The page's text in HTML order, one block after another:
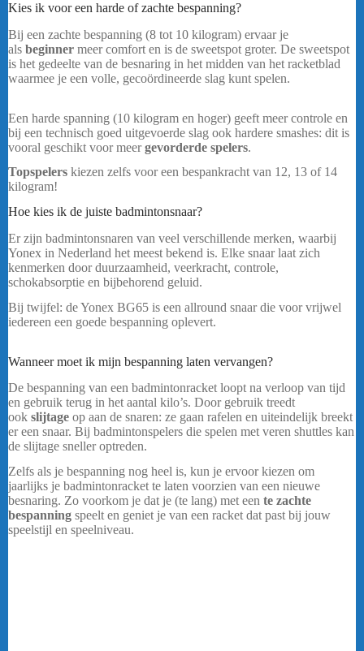
Kies ik voor een harde of zachte bespanning?
Bij een zachte bespanning (8 tot 10 kilogram) ervaar je
als beginner meer comfort en is de sweetspot groter. De sweetspot
is het gedeelte van de besnaring in het midden van het racketblad
waarmee je een volle, gecoördineerde slag kunt spelen.
Een harde spanning (10 kilogram en hoger) geeft meer controle en
bij een technisch goed uitgevoerde slag ook hardere smashes: dit is
vooral geschikt voor meergevorderde spelers.
Topspelers kiezen zelfs voor een bespankracht van 12, 13 of 14
kilogram!
Hoe kies ik de juiste badmintonsnaar?
Er zijn badmintonsnaren van veel verschillende merken, waarbij
Yonex in Nederland het meest bekend is. Elke snaar laat zich
kenmerken door duurzaamheid, veerkracht, controle,
schokabsorptie en bijbehorend geluid.
Bij twijfel: de Yonex BG65 is een allround snaar die voor vrijwel
iedereen een goede bespanning oplevert.
Wanneer moet ik mijn bespanning laten vervangen?
De bespanning van een badmintonracket loopt na verloop van tijd
en gebruik terug in het aantal kilo’s. Door gebruik treedt
ook slijtage op aan de snaren: ze gaan rafelen en uiteindelijk breekt
er een snaar. Bij badmintonspelers die spelen met veren shuttles kan
de slijtage sneller optreden.
Zelfs als je bespanning nog heel is, kun je ervoor kiezen om
jaarlijks je badmintonracket te laten voorzien van een nieuwe
besnaring. Zo voorkom je dat je (te lang) met een te zachte
bespanning speelt en geniet je van een racket dat past bij jouw
speelstijl en speelniveau.